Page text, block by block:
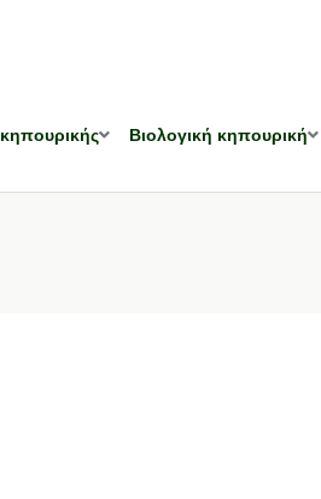
Βιολογική κηπουρική